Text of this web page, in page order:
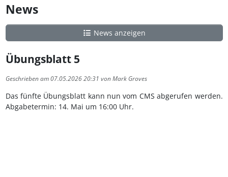
News
News anzeigen
Übungsblatt 5
Geschrieben am 07.05.2026 20:31 von Mark Groves
Das fünfte Übungsblatt kann nun vom CMS abgerufen werden.
Abgabetermin: 14. Mai um 16:00 Uhr.